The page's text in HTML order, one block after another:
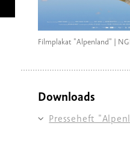
Filmplakat "Alpenland" |
Downloads
Presseheft